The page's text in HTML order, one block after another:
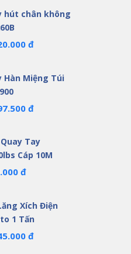
hút chân không
đ
Hàn Miệng Túi
đ
Tay
Cáp 10M
đ
Xích Điện
1 Tấn
đ